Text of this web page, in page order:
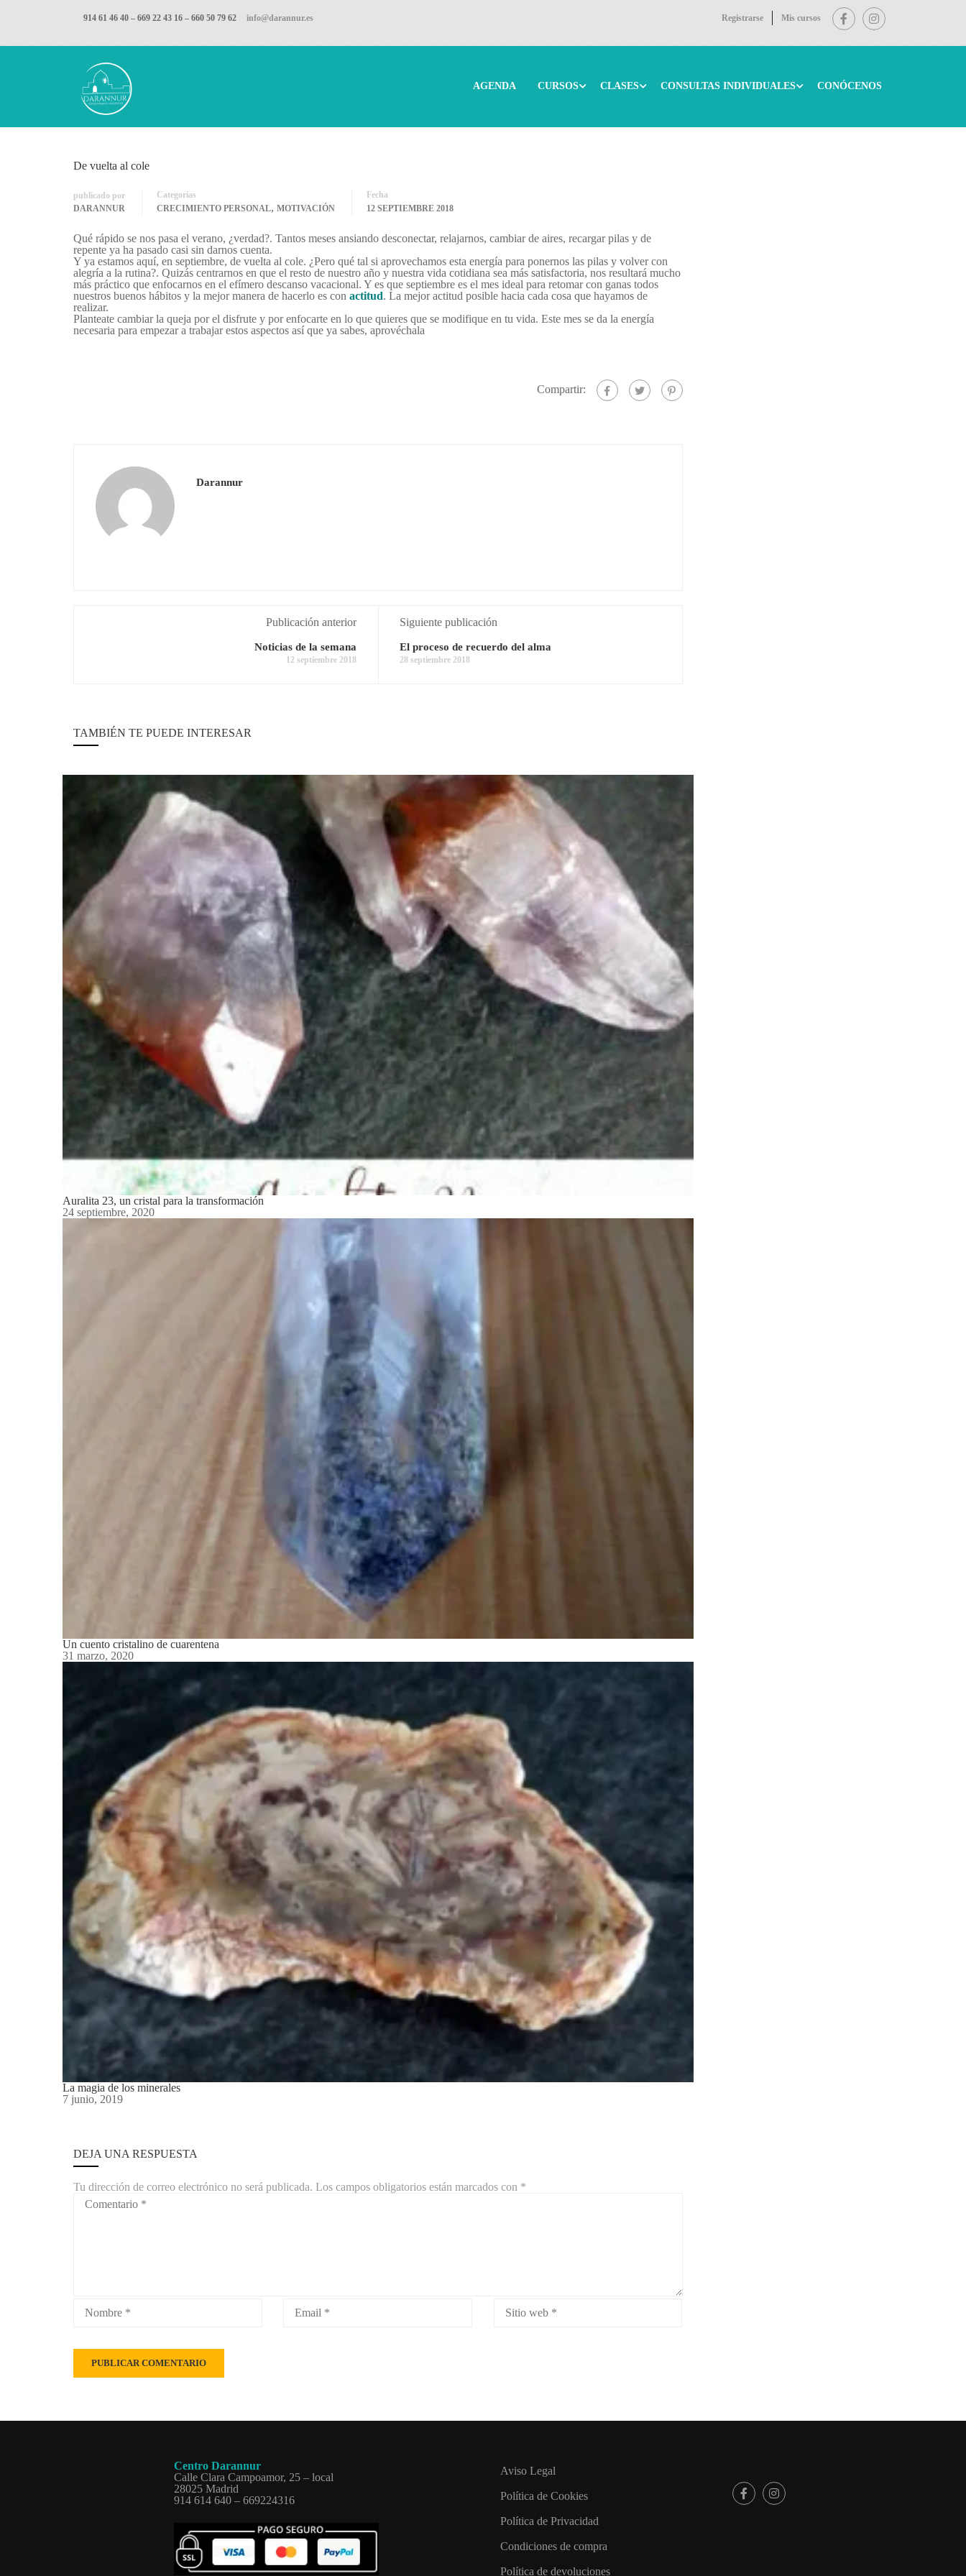
914 61 46 40 – 669 22 43 16 – 660 50 79 62 info@darannur.es Registrarse Mis cursos
AGENDA CURSOS CLASES CONSULTAS INDIVIDUALES CONÓCENOS
Inicio Blog
De vuelta al cole
publicado por
DARANNUR
Categorías
CRECIMIENTO PERSONAL, MOTIVACIÓN
Fecha
12 SEPTIEMBRE 2018
Qué rápido se nos pasa el verano, ¿verdad?. Tantos meses ansiando desconectar, relajarnos, cambiar de aires, recargar pilas y de
repente ya ha pasado casi sin darnos cuenta.
Y ya estamos aquí, en septiembre, de vuelta al cole. ¿Pero qué tal si aprovechamos esta energía para ponernos las pilas y volver con
alegría a la rutina?. Quizás centrarnos en que el resto de nuestro año y nuestra vida cotidiana sea más satisfactoria, nos resultará mucho
más práctico que enfocarnos en el efímero descanso vacacional. Y es que septiembre es el mes ideal para retomar con ganas todos
nuestros buenos hábitos y la mejor manera de hacerlo es con actitud. La mejor actitud posible hacia cada cosa que hayamos de
realizar.
Planteate cambiar la queja por el disfrute y por enfocarte en lo que quieres que se modifique en tu vida. Este mes se da la energía
necesaria para empezar a trabajar estos aspectos así que ya sabes, aprovéchala
Compartir:
Darannur
Publicación anterior
Noticias de la semana
12 septiembre 2018
Siguiente publicación
El proceso de recuerdo del alma
28 septiembre 2018
TAMBIÉN TE PUEDE INTERESAR
Auralita 23, un cristal para la transformación
24 septiembre, 2020
Un cuento cristalino de cuarentena
31 marzo, 2020
La magia de los minerales
7 junio, 2019
DEJA UNA RESPUESTA
Tu dirección de correo electrónico no será publicada. Los campos obligatorios están marcados con *
Centro Darannur
Calle Clara Campoamor, 25 – local
28025 Madrid
914 614 640 – 669224316
Aviso Legal
Política de Cookies
Política de Privacidad
Condiciones de compra
Política de devoluciones